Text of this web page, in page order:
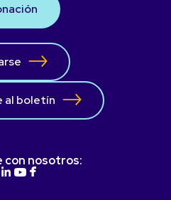
al boletín
con nosotros: